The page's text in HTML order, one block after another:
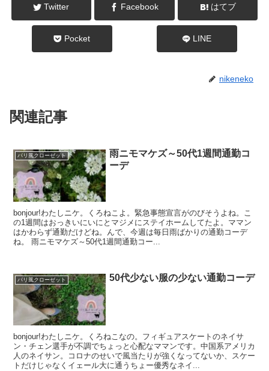
Twitter Facebook はてブ
Pocket LINE
nikeneko
関連記事
パリ風クローゼット
雨ニモマケズ～50代1週間通勤コ
ーデ
bonjour!わたしニケ。くろねこよ。緊急事態宣言がのびそうよね。こ
の1週間はおっきいにいにとマジメにステイホームしてたよ。ママン
はかわらず通勤だけどね。んで、今週は毎日雨ばかりの通勤コーデ
ね。 雨ニモマケズ～50代1週間通勤コー...
パリ風クローゼット 50代少ない服の少ない通勤コーデ
bonjour!わたしニケ。くろねこなの。フィギュアスケートのネイサ
ン・チェン選手が不調でちょっと心配なママンです。中国系アメリカ
人のネイサン。コロナのせいで風当たりが強くなってないか、スケー
トだけじゃなくイェール大に通うちょー優秀なネイ...